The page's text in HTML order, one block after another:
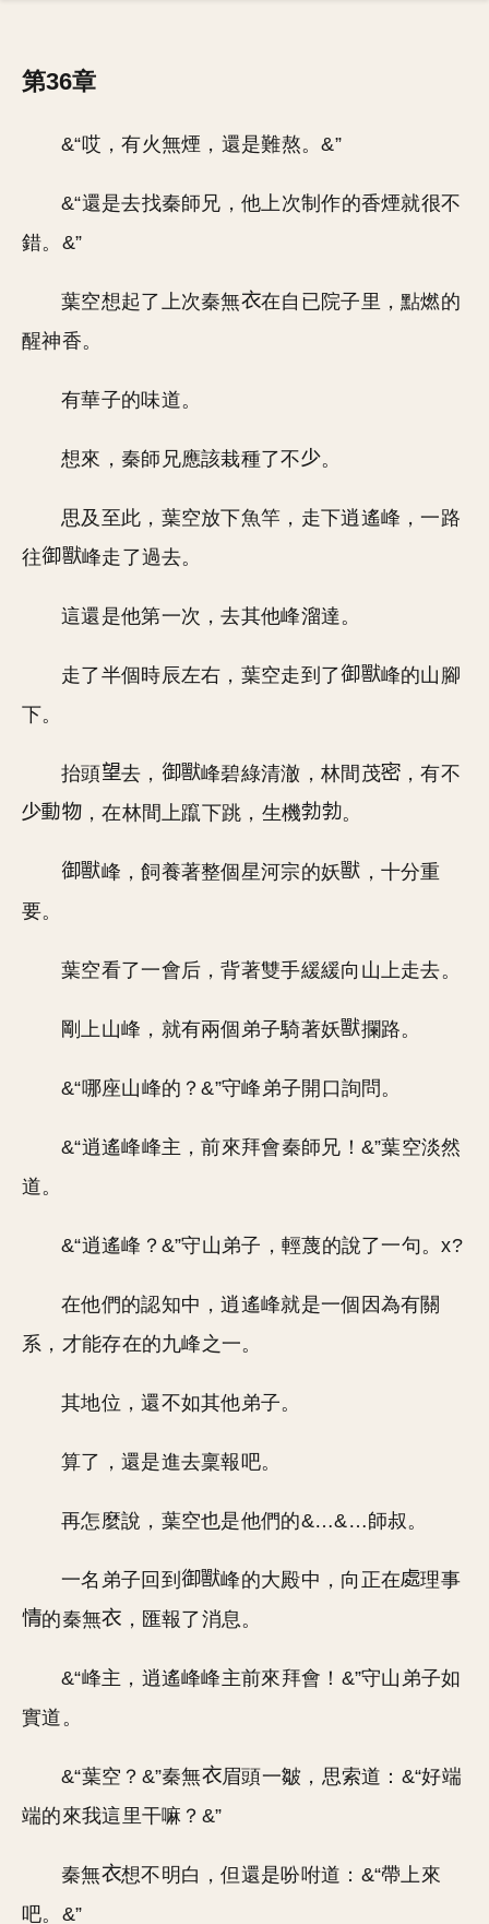
第36章
&“哎，有火無煙，還是難熬。&”
&“還是去找秦師兄，他上次制作的香煙就很不
錯。&”
葉空想起了上次秦無
在自已院子里，點燃的
醒神香。
有華子的味道。
想來，秦師兄應該栽種了不 。
思及至此，葉空放下魚竿，走下逍遙峰，一路
往
峰走了過去。
這還是他第一次，去其他峰溜達。
走了半個時辰左右，葉空走到了
峰的山腳
下。
抬頭 去， 峰碧綠清澈，林間茂
，有不
，在林間上躥下跳，生機
。
峰，飼養著整個星河宗的妖
，十分重
要。
葉空看了一會后，背著雙手緩緩向山上走去。
剛上山峰，就有兩個弟子騎著妖 攔路。
&“哪座山峰的？&”守峰弟子開口詢問。
&“逍遙峰峰主，前來拜會秦師兄！&”葉空淡然
道。
&“逍遙峰？&”守山弟子，輕蔑的說了一句。x?
在他們的認知中，逍遙峰就是一個因為有關
系，才能存在的九峰之一。
其地位，還不如其他弟子。
算了，還是進去稟報吧。
再怎麼說，葉空也是他們的&…&…師叔。
一名弟子回到 峰的大殿中，向正在
理事
的秦無
，匯報了消息。
&“峰主，逍遙峰峰主前來拜會！&”守山弟子如
實道。
&“葉空？&”秦無
眉頭一皺，思索道：&“好端
端的來我這里干嘛？&”
秦無
想不明白，但還是吩咐道：&“帶上來
吧。&”